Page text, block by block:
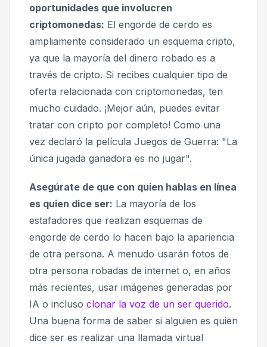
oportunidades que involucren
criptomonedas: El engorde de cerdo es
ampliamente considerado un esquema cripto,
ya que la mayoría del dinero robado es a
través de cripto. Si recibes cualquier tipo de
oferta relacionada con criptomonedas, ten
mucho cuidado. ¡Mejor aún, puedes evitar
tratar con cripto por completo! Como una
vez declaró la película Juegos de Guerra: "La
única jugada ganadora es no jugar".
Asegúrate de que con quien hablas en línea
es quien dice ser: La mayoría de los
estafadores que realizan esquemas de
engorde de cerdo lo hacen bajo la apariencia
de otra persona. A menudo usarán fotos de
otra persona robadas de internet o, en años
más recientes, usar imágenes generadas por
IA o incluso clonar la voz de un ser querido.
Una buena forma de saber si alguien es quien
dice ser es realizar una llamada virtual